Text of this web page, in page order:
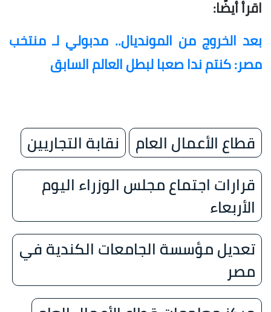
اقرأ أيضًا:
بعد الخروج من المونديال.. مدبولي لـ منتخب
مصر: كنتم ندا صعبا لبطل العالم السابق
قطاع الأعمال العام
نقابة التجاريين
قرارات اجتماع مجلس الوزراء اليوم
الأربعاء
تعديل مؤسسة الجامعات الكندية في
مصر